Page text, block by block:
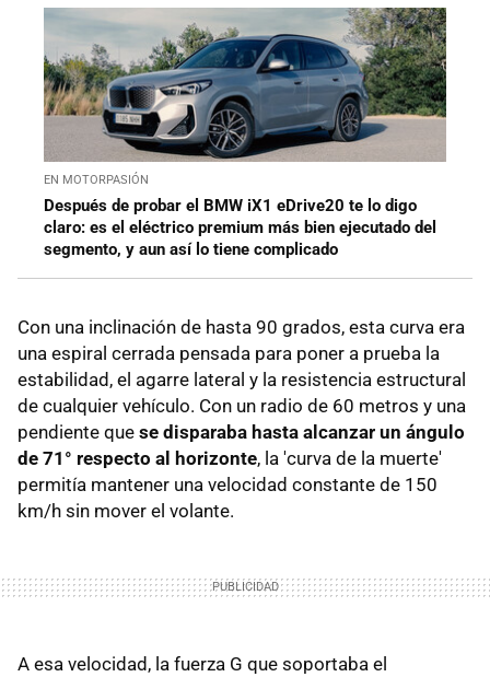
EN MOTORPASIÓN
Después de probar el BMW iX1 eDrive20 te lo digo
claro: es el eléctrico premium más bien ejecutado del
segmento, y aun así lo tiene complicado
Con una inclinación de hasta 90 grados, esta curva era
una espiral cerrada pensada para poner a prueba la
estabilidad, el agarre lateral y la resistencia estructural
de cualquier vehículo. Con un radio de 60 metros y una
pendiente que se disparaba hasta alcanzar un ángulo
de 71° respecto al horizonte, la 'curva de la muerte'
permitía mantener una velocidad constante de 150
km/h sin mover el volante.
A esa velocidad, la fuerza G que soportaba el